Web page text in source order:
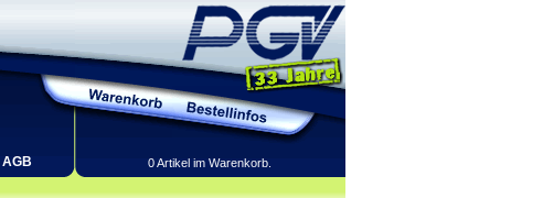
AGB 0 Artikel im Warenkorb.